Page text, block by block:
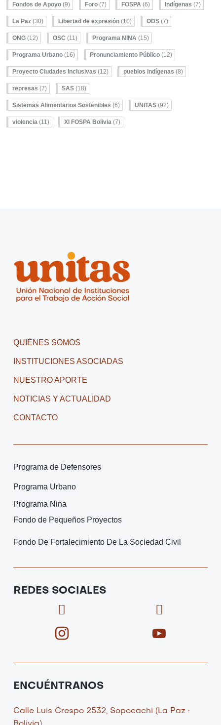
Fondos de Apoyo (9) Foro (7) FOSPA (6) Indígenas (7)
La Paz (30) Libertad de expresión (10) ODS (7)
ONG (12) OSC (11) Programa NINA (15)
Programa Urbano (16) Pronunciamiento Público (12)
Proyecto Ciudades Inclusivas (12) pueblos indígenas (8)
represas (7) SAS (18)
Sistemas Alimentarios Sostenibles (6) UNITAS (92)
violencia (11) XI FOSPA Bolivia (7)
QUIÉNES SOMOS
INSTITUCIONES ASOCIADAS
NUESTRO APORTE
NOTICIAS Y ACTUALIDAD
CONTACTO
Programa de Defensores
Programa Urbano
Programa Nina
Fondo de Pequeños Proyectos
Fondo De Fortalecimiento De La Sociedad Civil
REDES SOCIALES
F
a
c
b
o
X
t
i
r
I
c
o
-
n
t
I
o
-
t
ENCUÉNTRANOS
Calle Luis Crespo 2532, Sopocachi (La Paz •